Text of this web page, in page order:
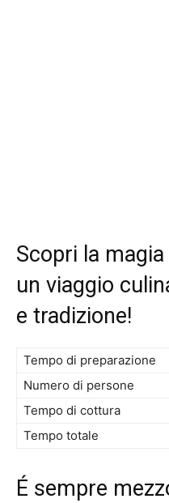
Scopri la
un viaggio
e tradizione!
Tempo di preparazione
Numero di persone
Tempo di cottura
Tempo totale
É sempre